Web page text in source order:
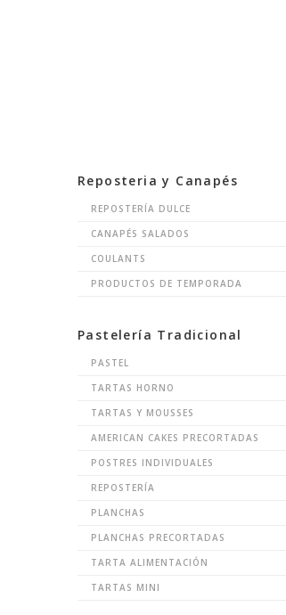
Reposteria y Canapés
REPOSTERÍA DULCE
CANAPÉS SALADOS
COULANTS
PRODUCTOS DE TEMPORADA
Pastelería Tradicional
PASTEL
TARTAS HORNO
TARTAS Y MOUSSES
AMERICAN CAKES PRECORTADAS
POSTRES INDIVIDUALES
REPOSTERÍA
PLANCHAS
PLANCHAS PRECORTADAS
TARTA ALIMENTACIÓN
TARTAS MINI